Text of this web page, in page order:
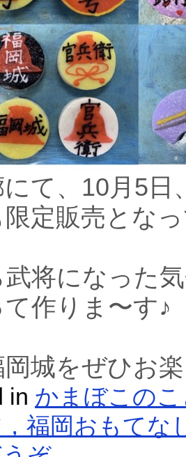
にて、10月5日
定販売とな
将になった
作りま〜す♪
岡城をぜひお
in かまぼこの
福岡おもてな